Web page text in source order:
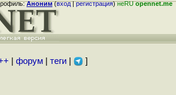
Аноним(вход|регистрация)неRUopennet.me
форум| теги| ]